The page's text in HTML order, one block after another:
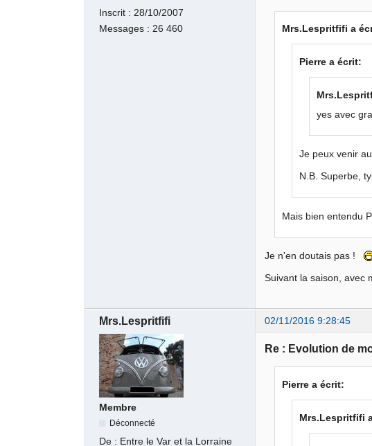
Inscrit : 28/10/2007
Messages : 26 460 Mrs.Lespritfifi a
Pierre a écrit:
yes avec
Je peux venir
N.B. Superbe,
Mais bien entendu
Je n'en doutais pas !
Suivant la saison,
Mrs.Lespritfifi 02/11/2016 9:28:45
Membre
Déconnecté
De : Entre le Var et la Lorraine
Re : Evolution de
Pierre a écrit:
Mrs.Lespritfifi